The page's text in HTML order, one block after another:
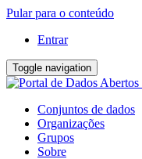
Pular para o conteúdo
Entrar
Toggle navigation
Conjuntos de dados
Organizações
Grupos
Sobre